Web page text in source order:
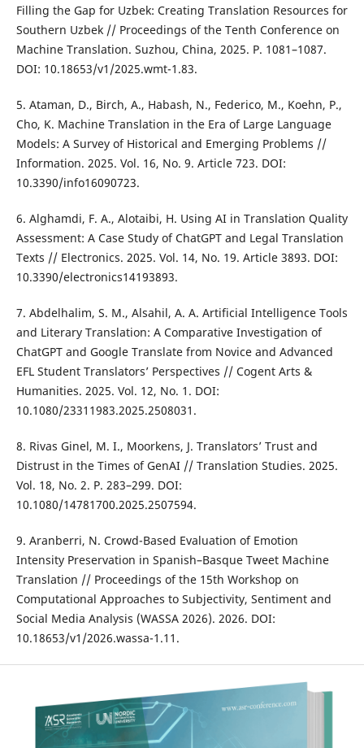
Filling the Gap for Uzbek: Creating Translation Resources for
Southern Uzbek // Proceedings of the Tenth Conference on
Machine Translation. Suzhou, China, 2025. P. 1081–1087.
DOI: 10.18653/v1/2025.wmt-1.83.
5. Ataman, D., Birch, A., Habash, N., Federico, M., Koehn, P.,
Cho, K. Machine Translation in the Era of Large Language
Models: A Survey of Historical and Emerging Problems //
Information. 2025. Vol. 16, No. 9. Article 723. DOI:
10.3390/info16090723.
6. Alghamdi, F. A., Alotaibi, H. Using AI in Translation Quality
Assessment: A Case Study of ChatGPT and Legal Translation
Texts // Electronics. 2025. Vol. 14, No. 19. Article 3893. DOI:
10.3390/electronics14193893.
7. Abdelhalim, S. M., Alsahil, A. A. Artificial Intelligence Tools
and Literary Translation: A Comparative Investigation of
ChatGPT and Google Translate from Novice and Advanced
EFL Student Translators’ Perspectives // Cogent Arts &
Humanities. 2025. Vol. 12, No. 1. DOI:
10.1080/23311983.2025.2508031.
8. Rivas Ginel, M. I., Moorkens, J. Translators’ Trust and
Distrust in the Times of GenAI // Translation Studies. 2025.
Vol. 18, No. 2. P. 283–299. DOI:
10.1080/14781700.2025.2507594.
9. Aranberri, N. Crowd-Based Evaluation of Emotion
Intensity Preservation in Spanish–Basque Tweet Machine
Translation // Proceedings of the 15th Workshop on
Computational Approaches to Subjectivity, Sentiment and
Social Media Analysis (WASSA 2026). 2026. DOI:
10.18653/v1/2026.wassa-1.11.